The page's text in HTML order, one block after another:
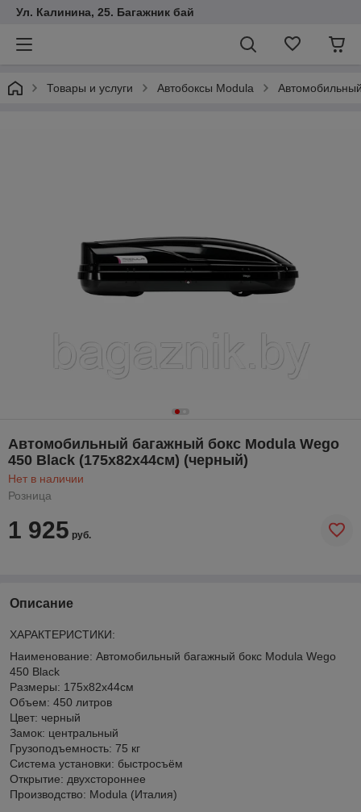
Ул. Калинина, 25. Багажник бай
Товары и услуги Автобоксы Modula
Автомобильный багажный бокс Modula Wego
450 Black (175x82x44см) (черный)
Нет в наличии
Розница
1 925 руб.
Описание
ХАРАКТЕРИСТИКИ:
Наименование: Автомобильный багажный бокс Modula Wego
450 Black
Размеры: 175x82x44см
Объем: 450 литров
Цвет: черный
Замок: центральный
Грузоподъемность: 75 кг
Система установки: быстросъём
Открытие: двухстороннее
Производство: Modula (Италия)